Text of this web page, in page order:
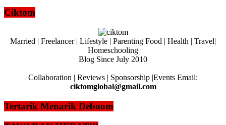
Ciktom
Married | Freelancer | Lifestyle | Parenting Food | Health | Travel|
Homeschooling
Blog Since July 2010
Collaboration | Reviews | Sponsorship |Events Email:
ciktomglobal@gmail.com
Tertarik Menarik Deboom